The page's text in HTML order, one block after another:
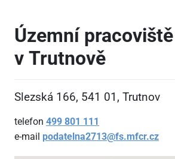
Územní pracoviště
v Trutnově
Slezská 166, 541 01, Trutnov
telefon 499 801 111
e-mail podatelna2713@fs.mfcr.cz